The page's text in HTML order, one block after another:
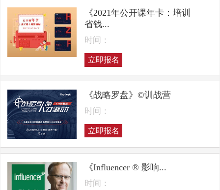
《2021年公开课年卡：培训
省钱...
时间：
立即报名
《战略罗盘》©训战营
时间：
立即报名
《Influencer ® 影响...
时间：